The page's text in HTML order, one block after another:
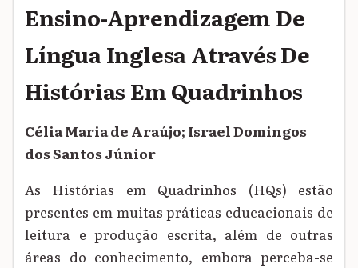
Ensino-Aprendizagem De
Língua Inglesa Através De
Histórias Em Quadrinhos
Célia Maria de Araújo; Israel Domingos
dos Santos Júnior
As Histórias em Quadrinhos (HQs) estão
presentes em muitas práticas educacionais de
leitura e produção escrita, além de outras
áreas do conhecimento, embora perceba-se